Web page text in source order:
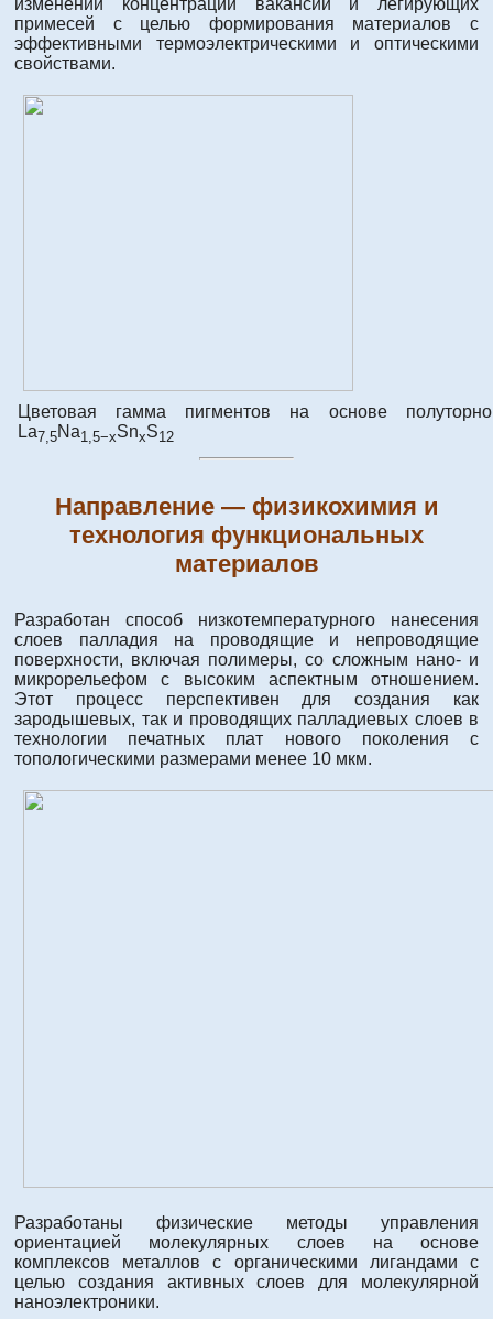
изменении концентрации вакансий и легирующих
примесей с целью формирования материалов с
эффективными термоэлектрическими и оптическими
свойствами.
Цветовая гамма пигментов на основе
La7,5Na1,5−xSnxS12
Направление — физикохимия и
технология функциональных
материалов
Разработан способ низкотемпературного нанесения
слоев палладия на проводящие и непроводящие
поверхности, включая полимеры, со сложным нано- и
микрорельефом с высоким аспектным отношением.
Этот процесс перспективен для создания как
зародышевых, так и проводящих палладиевых слоев в
технологии печатных плат нового поколения с
топологическими размерами менее 10 мкм.
Разработаны физические методы управления
ориентацией молекулярных слоев на основе
комплексов металлов с органическими лигандами с
целью создания активных слоев для молекулярной
наноэлектроники.